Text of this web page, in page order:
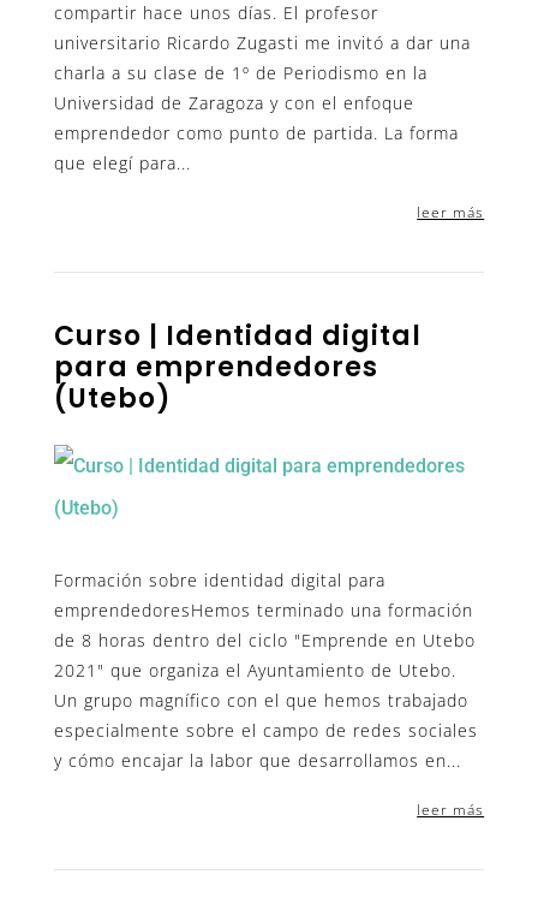
compartir hace unos días. El profesor
universitario Ricardo Zugasti me invitó a dar una
charla a su clase de 1º de Periodismo en la
Universidad de Zaragoza y con el enfoque
emprendedor como punto de partida. La forma
que elegí para...
leer más
Curso | Identidad digital
para emprendedores
(Utebo)
Formación sobre identidad digital para
emprendedoresHemos terminado una formación
de 8 horas dentro del ciclo "Emprende en Utebo
2021" que organiza el Ayuntamiento de Utebo.
Un grupo magnífico con el que hemos trabajado
especialmente sobre el campo de redes sociales
y cómo encajar la labor que desarrollamos en...
leer más